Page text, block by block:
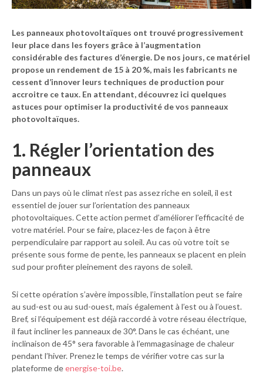
Les panneaux photovoltaïques ont trouvé progressivement
leur place dans les foyers grâce à l’augmentation
considérable des factures d’énergie. De nos jours, ce matériel
propose un rendement de 15 à 20 %, mais les fabricants ne
cessent d’innover leurs techniques de production pour
accroitre ce taux. En attendant, découvrez ici quelques
astuces pour optimiser la productivité de vos panneaux
photovoltaïques.
1. Régler l’orientation des
panneaux
Dans un pays où le climat n’est pas assez riche en soleil, il est
essentiel de jouer sur l’orientation des panneaux
photovoltaïques. Cette action permet d’améliorer l’efficacité de
votre matériel. Pour se faire, placez-les de façon à être
perpendiculaire par rapport au soleil. Au cas où votre toit se
présente sous forme de pente, les panneaux se placent en plein
sud pour profiter pleinement des rayons de soleil.
Si cette opération s’avère impossible, l’installation peut se faire
au sud-est ou au sud-ouest, mais également à l’est ou à l’ouest.
Bref, si l’équipement est déjà raccordé à votre réseau électrique,
il faut incliner les panneaux de 30°. Dans le cas échéant, une
inclinaison de 45° sera favorable à l’emmagasinage de chaleur
pendant l’hiver. Prenez le temps de vérifier votre cas sur la
plateforme deenergise-toi.be.